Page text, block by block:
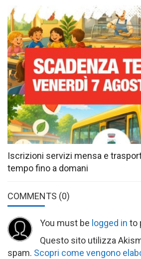
Iscrizioni servizi mensa e
tempo fino a domani
COMMENTS (0)
You must be logged in to
Questo sito utilizza
spam. Scopri come vengono